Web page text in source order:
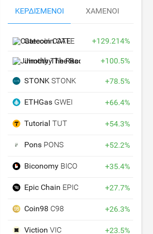
ΚΕΡΔΙΣΜΈΝΟΙ ΧΑΜΈΝΟΙ
CatecoinCATE +129.214%
Jimothy The RaccoonJIMOTHY
+100.5%
STONKSTONK +78.5%
ETHGas GWEI +66.4%
TutorialTUT +54.3%
Pons PONS +52.2%
Biconomy BICO +35.4%
Epic Chain EPIC +27.7%
Coin98 C98 +26.3%
VictionVIC +23.5%